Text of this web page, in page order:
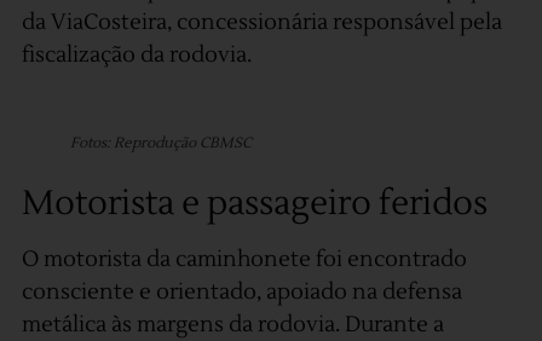
da ViaCosteira, concessionária responsável pela
fiscalização da rodovia.
Fotos: Reprodução CBMSC
Motorista e passageiro feridos
O motorista da caminhonete foi encontrado
consciente e orientado, apoiado na defensa
metálica às margens da rodovia. Durante a